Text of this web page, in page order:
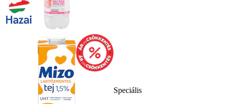
Speciális